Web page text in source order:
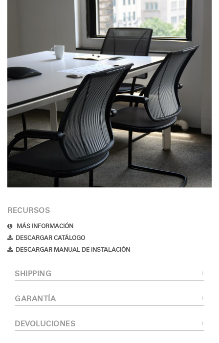
RECURSOS
MÁS INFORMACIÓN
DESCARGAR CATÁLOGO
DESCARGAR MANUAL DE INSTALACIÓN
SHIPPING
GARANTÍA
DEVOLUCIONES